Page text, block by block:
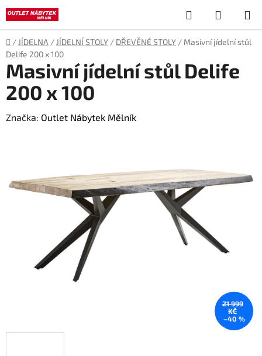
Přejít
na
obsah
Hledat
KOŠÍK
Domů
/ JÍDELNA / JÍDELNÍ STOLY / DŘEVĚNÉ STOLY / Masivní jídelní stůl
Delife 200 x 100
Masivní jídelní stůl Delife
200 x 100
Značka: Outlet Nábytek Mělník
21 999
KČ
–40 %